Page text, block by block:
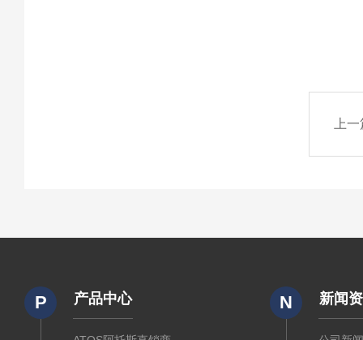
上
P 产品中心 N 新闻